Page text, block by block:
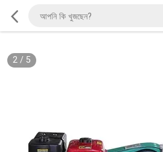
2/ 5